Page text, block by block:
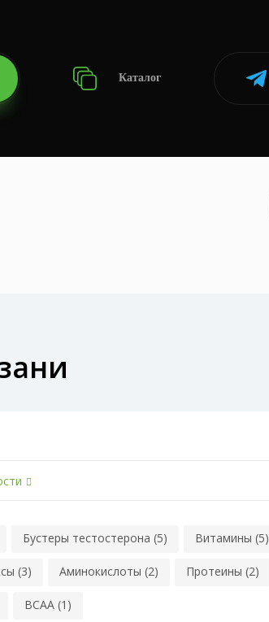
Каталог
Бустеры тестостерона (5) Витамины (5)
(3) Аминокислоты (2) Протеины (2)
BCAA (1)